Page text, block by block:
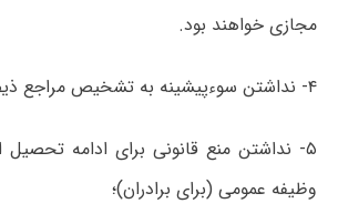
مجازی خواهند بود.
۴- نداشتن سوءپیشینه به تشخیص مراجع ذیصلاح؛
۵- نداشتن منع قانونی برای ادامه تحصیل
وظیفه عمومی (برای برادران)؛